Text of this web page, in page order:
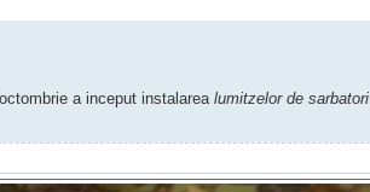
a inceput instalarealumitzelor de sarbatori